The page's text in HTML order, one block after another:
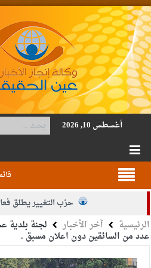
أغسطس 10, 2026
حزب التغيير يطلق
الجيش يفتح باب التجنيد
الرئيسية آخر الأخبار لجنة بلدية
عدد من السائقين دون اعلان مسبق .